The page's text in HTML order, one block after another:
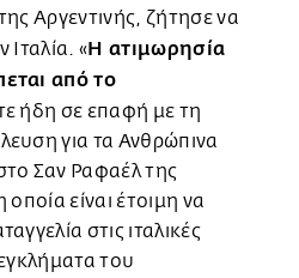
Αργεντινής, ζήτησε να
Ιταλία. «Η ατιμωρησία
από το
ήδη σε επαφή με τη
για τα Ανθρώπινα
Σαν Ραφαέλ της
οποία είναι έτοιμη να
στις ιταλικές
του